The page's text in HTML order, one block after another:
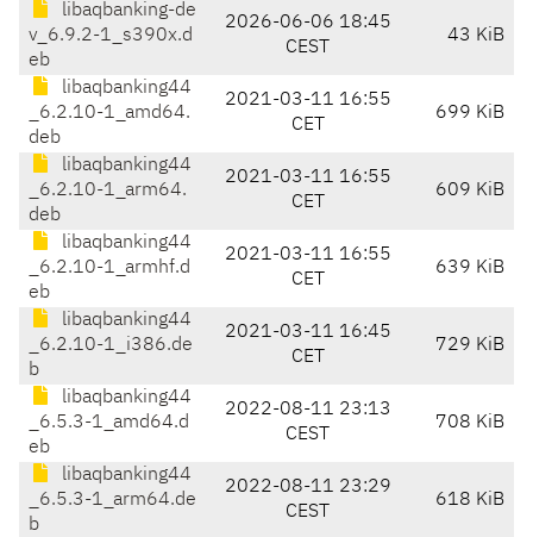
libaqbanking-de
v_6.9.2-1_s390x.d
eb
2026-06-06 18:45
CEST
43 KiB
libaqbanking44
_6.2.10-1_amd64.
deb
2021-03-11 16:55
CET
699 KiB
libaqbanking44
_6.2.10-1_arm64.
deb
2021-03-11 16:55
CET
609 KiB
libaqbanking44
_6.2.10-1_armhf.d
eb
2021-03-11 16:55
CET
639 KiB
libaqbanking44
_6.2.10-1_i386.de
b
2021-03-11 16:45
CET
729 KiB
libaqbanking44
_6.5.3-1_amd64.d
eb
2022-08-11 23:13
CEST
708 KiB
libaqbanking44
_6.5.3-1_arm64.de
b
2022-08-11 23:29
CEST
618 KiB